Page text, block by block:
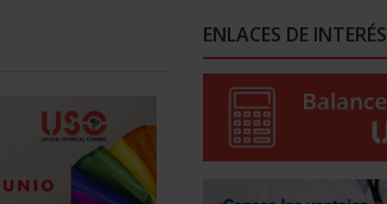
ENLACES DE INTERÉS